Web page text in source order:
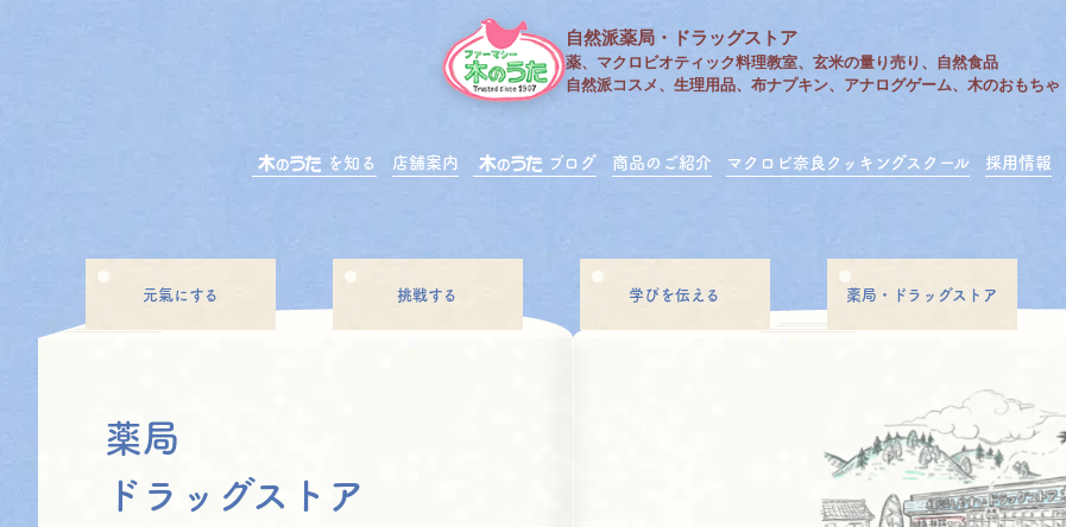
自然派薬局・ドラッグストア
薬、マクロビオティック料理教室、玄米の量り売り、自然食品
自然派コスメ、生理用品、布ナプキン、アナログゲーム、木のおもちゃ
を知る 店舗案内 ブログ 商品のご紹介 マクロビ奈良クッキングスクール 採用情報
元氣にする 挑戦する 学びを伝える 薬局・ドラッグストア
薬局
ドラッグストア